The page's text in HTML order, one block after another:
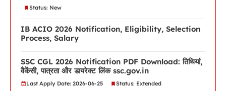
Status: New
IB ACIO 2026 Notification, Eligibility, Selection
Process, Salary
SSC CGL 2026 Notification PDF Download: तिथियां,
वैकेंसी, पात्रता और डायरेक्ट लिंक ssc.gov.in
Last Apply Date: 2026-06-25 Status: Extended